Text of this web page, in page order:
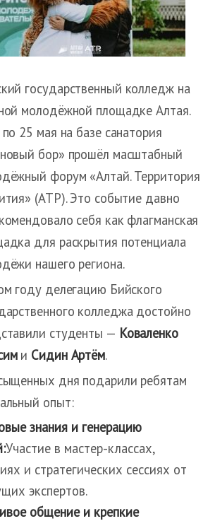
государственный колледж на
молодёжной площадке Алтая.
25 мая на базе санатория
бор» прошёл масштабный
форум «Алтай. Территория
(АТР). Это событие давно
себя как флагманская
для раскрытия потенциала
нашего региона.
году делегацию Бийского
колледжа достойно
студенты — Коваленко
и Сидин Артём.
дня подарили ребятам
опыт:
знания и генерацию
Участие в мастер-классах,
и стратегических сессиях от
экспертов.
общение и крепкие